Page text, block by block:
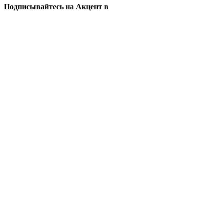
Подписывайтесь на Акцент в